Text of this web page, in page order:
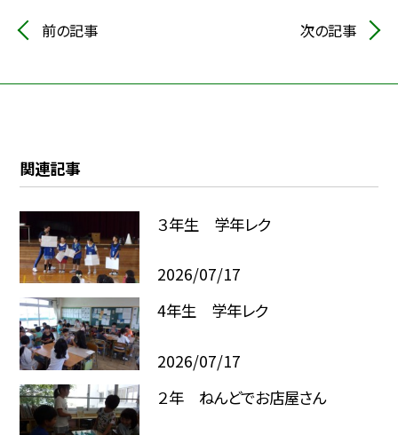
前の記事 次の記事
関連記事
３年生 学年レク
2026/07/17
4年生 学年レク
2026/07/17
２年 ねんどでお店屋さん